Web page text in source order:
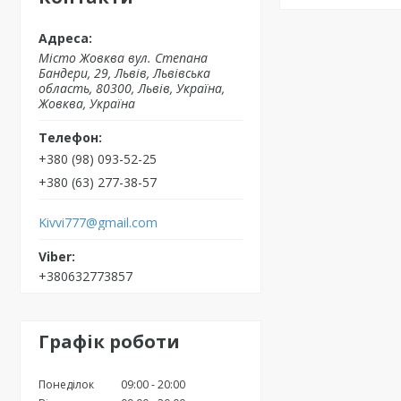
Місто Жовква вул. Степана
Бандери, 29, Львів, Львівська
область, 80300, Львів, Україна,
Жовква, Україна
+380 (98) 093-52-25
+380 (63) 277-38-57
Kivvi777@gmail.com
+380632773857
Графік роботи
Понеділок 09:00 20:00